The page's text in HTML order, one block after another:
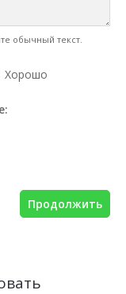
обычный текст.
Хорошо
Продолжить